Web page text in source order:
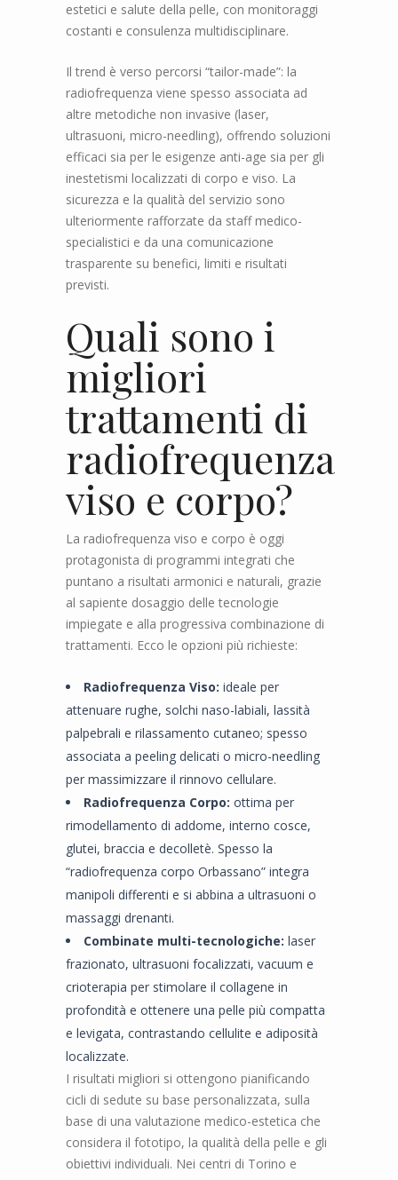
estetici e salute della pelle, con monitoraggi
costanti e consulenza multidisciplinare.
Il trend è verso percorsi “tailor-made”: la
radiofrequenza viene spesso associata ad
altre metodiche non invasive (laser,
ultrasuoni, micro-needling), offrendo soluzioni
efficaci sia per le esigenze anti-age sia per gli
inestetismi localizzati di corpo e viso. La
sicurezza e la qualità del servizio sono
ulteriormente rafforzate da staff medico-
specialistici e da una comunicazione
trasparente su benefici, limiti e risultati
previsti.
Quali sono i
migliori
trattamenti di
radiofrequenza
viso e corpo?
La radiofrequenza viso e corpo è oggi
protagonista di programmi integrati che
puntano a risultati armonici e naturali, grazie
al sapiente dosaggio delle tecnologie
impiegate e alla progressiva combinazione di
trattamenti. Ecco le opzioni più richieste:
Radiofrequenza Viso: ideale per
attenuare rughe, solchi naso-labiali, lassità
palpebrali e rilassamento cutaneo; spesso
associata a peeling delicati o micro-needling
per massimizzare il rinnovo cellulare.
Radiofrequenza Corpo: ottima per
rimodellamento di addome, interno cosce,
glutei, braccia e decolletè. Spesso la
“radiofrequenza corpo Orbassano” integra
manipoli differenti e si abbina a ultrasuoni o
massaggi drenanti.
Combinate multi-tecnologiche: laser
frazionato, ultrasuoni focalizzati, vacuum e
crioterapia per stimolare il collagene in
profondità e ottenere una pelle più compatta
e levigata, contrastando cellulite e adiposità
localizzate.
I risultati migliori si ottengono pianificando
cicli di sedute su base personalizzata, sulla
base di una valutazione medico-estetica che
considera il fototipo, la qualità della pelle e gli
obiettivi individuali. Nei centri di Torino e